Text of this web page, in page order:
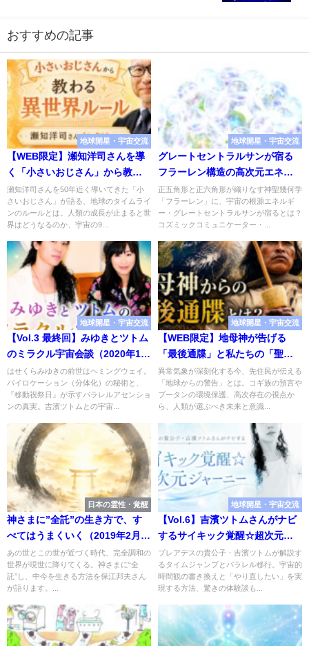
おすすめの記事
地球開星・宇宙交流
【WEB限定】瀬知洋司さんを導
く「小さいおじさん」から教わ
る異世界の“消滅”ルール
瀬知洋司さんを50年近く導いてきた「小
さいおじさん」が語る、地球のタイムライ
ンのルールとは。人類の成長が止まると世
界はどうなるのか、宇宙の9...
地球開星・宇宙交流
グレートセントラルサンが宿る
フラーレン構造の高次元エネル
ギー循環（2019年11月号）
正五角形と正六角形が織りなす神聖幾何学
「フラーレン」に、宇宙の根源エネルギ
ー・グレートセントラルサンが宿るとは？
コズミックコミュニケーター・...
地球開星・宇宙交流
【Vol.3 最終回】みゆきとツトム
のミラクル宇宙会談（2020年12
月号）
はせくらみゆきの前世はヘミングウェイ。
バイロケーション（分体化）の秘術と、
『移動祝祭日』が示すパラレルアセンショ
ンの真実。吉濱ツトムとの宇宙...
地球開星・宇宙交流
【WEB限定】地母神が告げる
「最後通牒」と私たちの「聖な
る責任」
異常気象が深刻化する今、先住民が伝える
「地球からの警告」とは。コギ族の預言や
ブータンの環境保護、高次存在の視点か
ら、人類が選ぶべき未来と意識...
日本の霊性・覚醒
神さまに”全託”の生き方で、す
べてはうまくいく（2019年2月
号）
あの世とこの世が近づく時代、完全調和の
世界が現世に降りてくる。神さまに“全
託”し、中今を生きる方法を保江邦夫さん
が語ります。...
地球開星・宇宙交流
【Vol.6】吉濱ツトムさんがナビ
するサイキック覚醒☆超次元ジ
ャーニー（2021年10月号）
プレアデスの貴公子・吉濱ツトムが解説す
るタイムジャンプとパラレル移行。宇宙的
時間観の書き換えと「やり直したい」を実
現する方法、驚きの体験談も...